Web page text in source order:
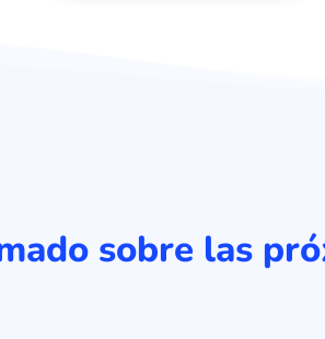
sobre las